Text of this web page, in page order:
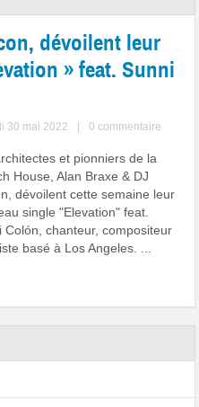
dévoilent leur
» feat. Sunni
30 mai 2022 0 commentaire
et pionniers de la
House, Alan Braxe & DJ
dévoilent cette semaine leur
single "Elevation" feat.
Colón, chanteur, compositeur
basé à Los Angeles. ...